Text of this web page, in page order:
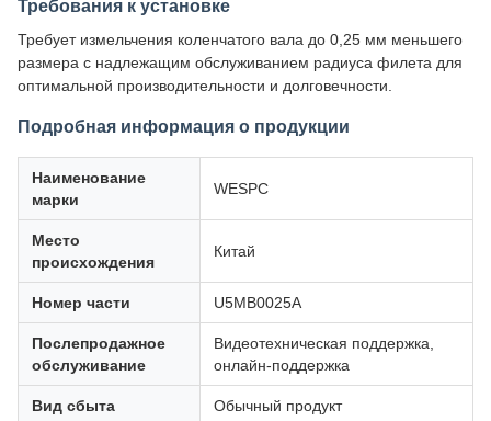
Требования к установке
Требует измельчения коленчатого вала до 0,25 мм меньшего
размера с надлежащим обслуживанием радиуса филета для
оптимальной производительности и долговечности.
Подробная информация о продукции
Наименование
марки
WESPC
Место
происхождения
Китай
Номер части U5MB0025A
Послепродажное
обслуживание
Видеотехническая поддержка,
онлайн-поддержка
Вид сбыта Обычный продукт